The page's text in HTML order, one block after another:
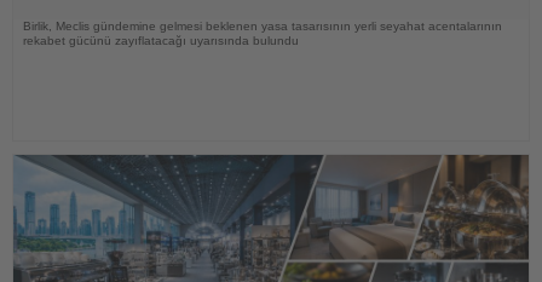
Birlik, Meclis gündemine gelmesi beklenen yasa tasarısının yerli seyahat acentalarının
rekabet gücünü zayıflatacağı uyarısında bulundu